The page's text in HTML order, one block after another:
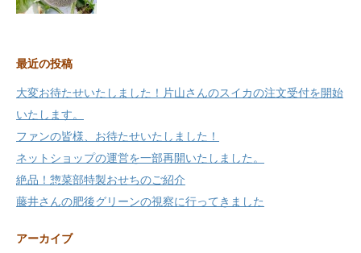
最近の投稿
大変お待たせいたしました！片山さんのスイカの注文受付を開始
いたします。
ファンの皆様、お待たせいたしました！
ネットショップの運営を一部再開いたしました。
絶品！惣菜部特製おせちのご紹介
藤井さんの肥後グリーンの視察に行ってきました
アーカイブ